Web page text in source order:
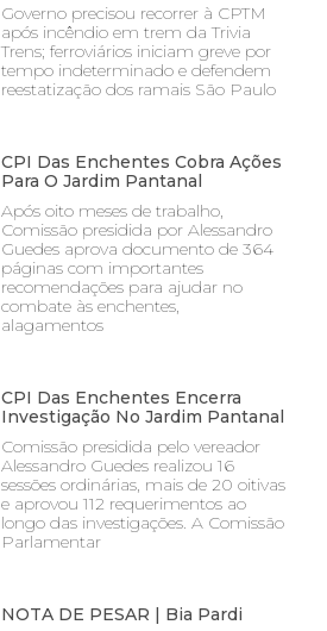
Governo precisou recorrer à CPTM
após incêndio em trem da Trivia
Trens; ferroviários iniciam greve por
tempo indeterminado e defendem
reestatização dos ramais São Paulo
CPI Das Enchentes Cobra Ações
Para O Jardim Pantanal
Após oito meses de trabalho,
Comissão presidida por Alessandro
Guedes aprova documento de 364
páginas com importantes
recomendações para ajudar no
combate às enchentes,
alagamentos
CPI Das Enchentes Encerra
Investigação No Jardim Pantanal
Comissão presidida pelo vereador
Alessandro Guedes realizou 16
sessões ordinárias, mais de 20 oitivas
e aprovou 112 requerimentos ao
longo das investigações. A Comissão
Parlamentar
NOTA DE PESAR | Bia Pardi